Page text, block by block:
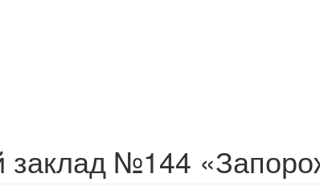
заклад №144